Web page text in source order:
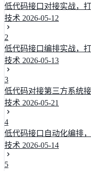
低代码接口对接实战，
技术 2026-05-12
2
低代码接口编排实战，
技术 2026-05-13
3
低代码对接第三方系统
技术 2026-05-21
4
低代码接口自动化编排
技术 2026-05-14
5